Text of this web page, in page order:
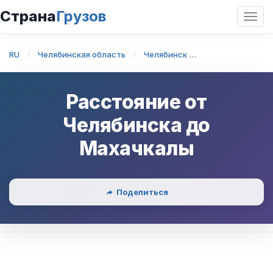
СтранаГрузов
RU Челябинская область Челябинск
Расстояние от
Челябинска до
Махачкалы
Поделиться